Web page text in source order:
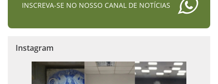
INSCREVA-SE NO NOSSO CANAL DE NOTÍCIAS
Instagram